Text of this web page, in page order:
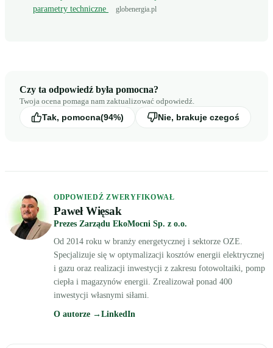
parametry techniczne
globenergia.pl
Czy ta odpowiedź była pomocna?
Twoja ocena pomaga nam zaktualizować odpowiedź.
Tak, pomocna(94%) Nie, brakuje czegoś
ODPOWIEDŹ ZWERYFIKOWAŁ
Paweł Więsak
Prezes Zarządu EkoMocni Sp. z o.o.
Od 2014 roku w branży energetycznej i sektorze OZE.
Specjalizuje się w optymalizacji kosztów energii elektrycznej
i gazu oraz realizacji inwestycji z zakresu fotowoltaiki, pomp
ciepła i magazynów energii. Zrealizował ponad 400
inwestycji własnymi siłami.
O autorze → LinkedIn